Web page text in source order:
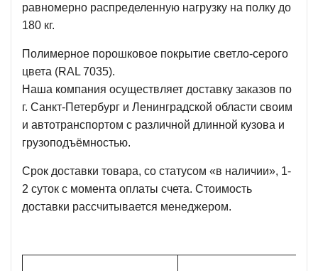
равномерно распределенную нагрузку на полку до
180 кг.
Полимерное порошковое покрытие светло-серого
цвета (RAL 7035).
Наша компания осуществляет доставку заказов по
г. Санкт-Петербург и Ленинградской области своим
и автотранспортом с различной длинной кузова и
грузоподъёмностью.
Срок доставки товара, со статусом «в наличии», 1-
2 суток с момента оплаты счета. Стоимость
доставки рассчитывается менеджером.